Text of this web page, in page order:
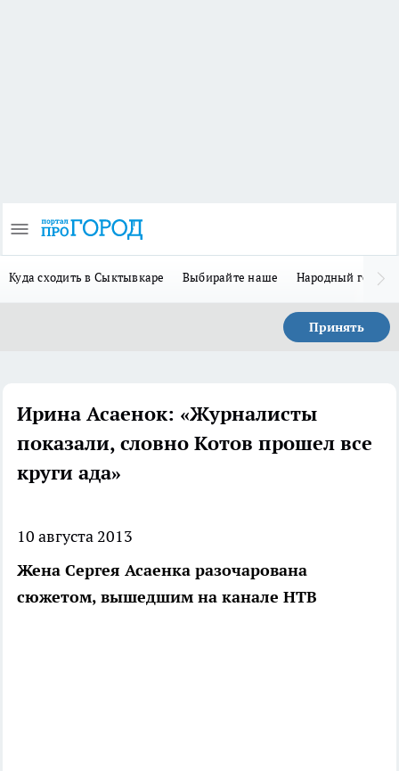
Куда сходить в Сыктывкаре Выбирайте наше Народный герой
Принять
Ирина Асаенок: «Журналисты
показали, словно Котов прошел все
круги ада»
10 августа 2013
Жена Сергея Асаенка разочарована
сюжетом, вышедшим на канале НТВ